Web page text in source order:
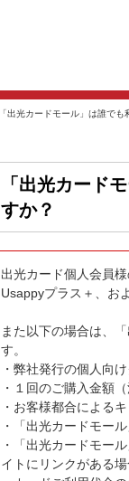
「出光カードモール」は誰で
「出光カード
すか？
出光カード個人会員
Usappyプラス＋、お
また以下の場合は、
す。
・弊社発行の個人向
・１回のご購入金額
・お客様都合による
・「出光カードモー
・「出光カードモー
イトにリンクがある